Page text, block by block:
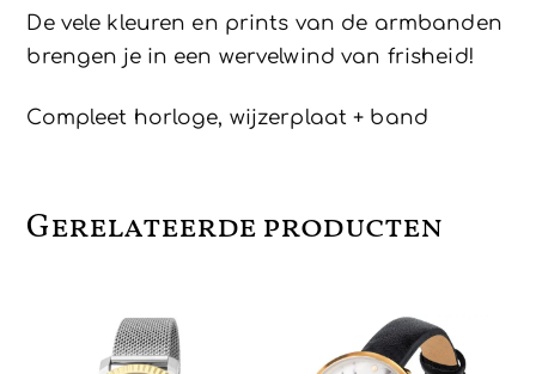
De vele kleuren en prints van de armbanden
brengen je in een wervelwind van frisheid!
Compleet horloge, wijzerplaat + band
Gerelateerde producten